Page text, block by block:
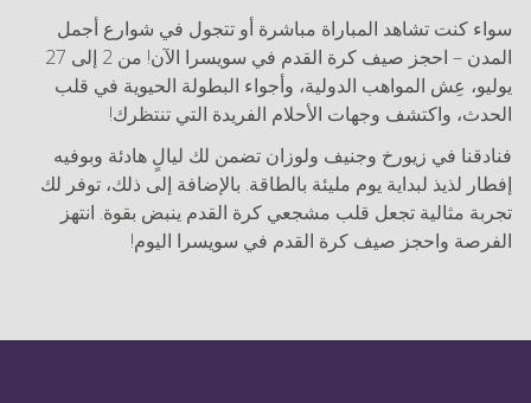
سواء كنت تشاهد المباراة مباشرة أو تتجول في شوارع أجمل
المدن – احجز صيف كرة القدم في سويسرا الآن! من 2 إلى 27
يوليو، عِش المواهب الدولية، وأجواء البطولة الحيوية في قلب
الحدث، واكتشف وجهات الأحلام الفريدة التي تنتظرك!
فنادقنا في زيورخ وجنيف ولوزان تضمن لك ليالٍ هادئة وبوفيه
إفطار لذيذ لبداية يوم مليئة بالطاقة. بالإضافة إلى ذلك، توفر لك
تجربة مثالية تجعل قلب مشجعي كرة القدم ينبض بقوة. انتهز
الفرصة واحجز صيف كرة القدم في سويسرا اليوم!